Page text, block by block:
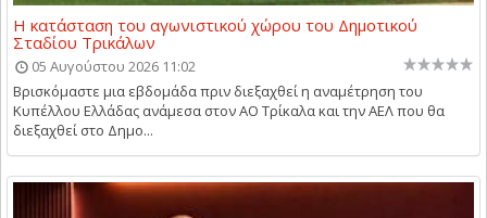
Η κατάσταση του αγωνιστικού χώρου του Δημοτικού
Σταδίου Τρικάλων
05 Αυγούστου 2026 11:02
Βρισκόμαστε μια εβδομάδα πριν διεξαχθεί η αναμέτρηση του
Κυπέλλου Ελλάδας ανάμεσα στον ΑΟ Τρίκαλα και την ΑΕΛ που θα
διεξαχθεί στο Δημο...